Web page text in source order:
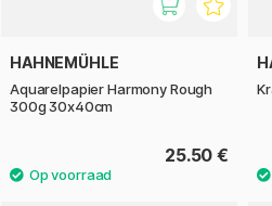
HAHNEMÜHLE
Aquarelpapier Harmony Rough
300g 30x40cm
25.50 €